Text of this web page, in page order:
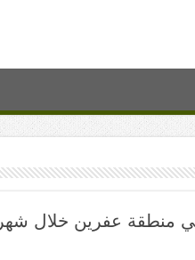
منطقة عفرين خلال شهر